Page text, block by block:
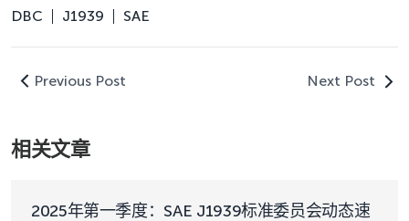
DBC
J1939 SAE
Previous Post Next Post
相关文章
2025年第一季度：SAE J1939标准委员会动态速